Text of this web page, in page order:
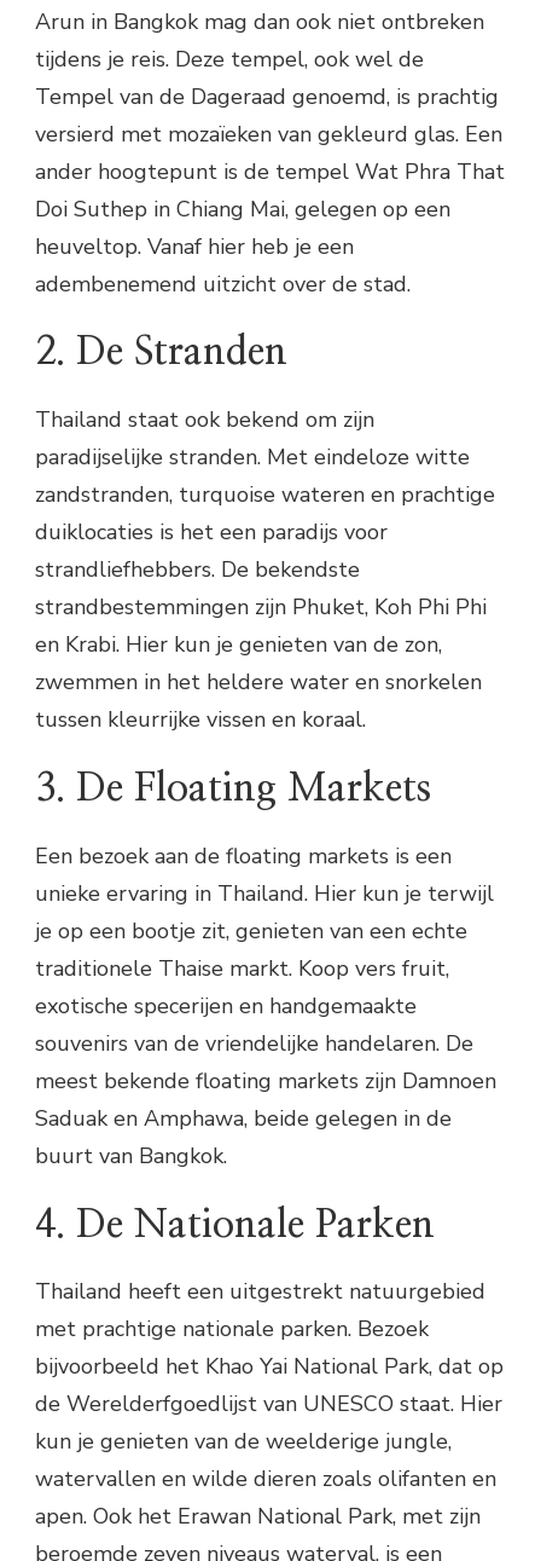
Arun in Bangkok mag dan ook niet ontbreken
tijdens je reis. Deze tempel, ook wel de
Tempel van de Dageraad genoemd, is prachtig
versierd met mozaïeken van gekleurd glas. Een
ander hoogtepunt is de tempel Wat Phra That
Doi Suthep in Chiang Mai, gelegen op een
heuveltop. Vanaf hier heb je een
adembenemend uitzicht over de stad.
2. De Stranden
Thailand staat ook bekend om zijn
paradijselijke stranden. Met eindeloze witte
zandstranden, turquoise wateren en prachtige
duiklocaties is het een paradijs voor
strandliefhebbers. De bekendste
strandbestemmingen zijn Phuket, Koh Phi Phi
en Krabi. Hier kun je genieten van de zon,
zwemmen in het heldere water en snorkelen
tussen kleurrijke vissen en koraal.
3. De Floating Markets
Een bezoek aan de floating markets is een
unieke ervaring in Thailand. Hier kun je terwijl
je op een bootje zit, genieten van een echte
traditionele Thaise markt. Koop vers fruit,
exotische specerijen en handgemaakte
souvenirs van de vriendelijke handelaren. De
meest bekende floating markets zijn Damnoen
Saduak en Amphawa, beide gelegen in de
buurt van Bangkok.
4. De Nationale Parken
Thailand heeft een uitgestrekt natuurgebied
met prachtige nationale parken. Bezoek
bijvoorbeeld het Khao Yai National Park, dat op
de Werelderfgoedlijst van UNESCO staat. Hier
kun je genieten van de weelderige jungle,
watervallen en wilde dieren zoals olifanten en
apen. Ook het Erawan National Park, met zijn
beroemde zeven niveaus waterval, is een